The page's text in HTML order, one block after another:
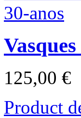
125,00 €
Product